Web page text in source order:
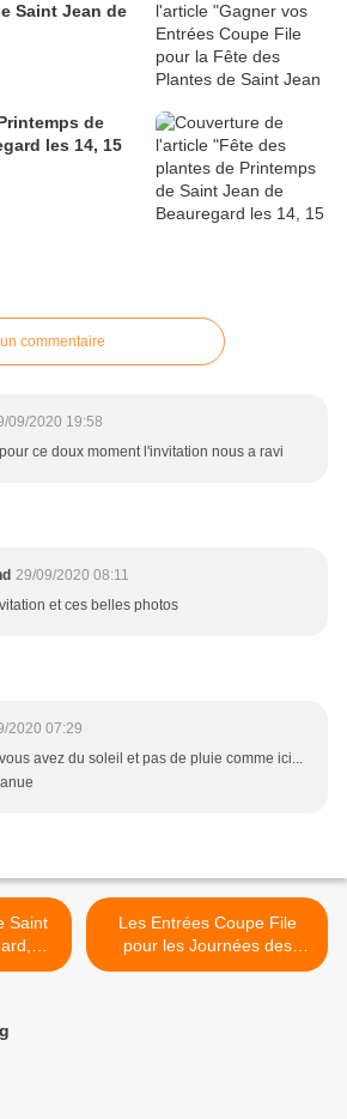
Saint Jean de
de
les 14, 15
commentaire
09/2020 19:58
ce doux moment l'invitation nous a ravi
29/09/2020 08:11
et ces belles photos
2020 07:29
avez du soleil et pas de pluie comme ici...
Les Entrées Coupe File
pour les Journées des
Plantes et Art du Jardin de